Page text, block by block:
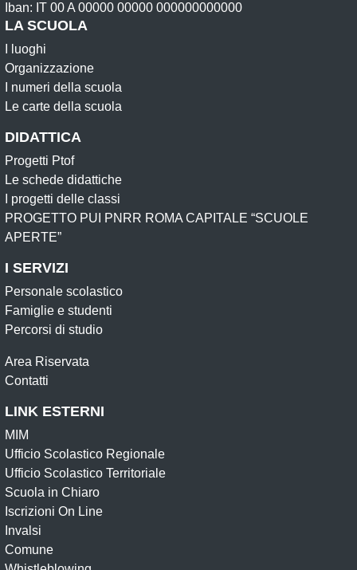
Iban: IT 00 A 00000 00000 000000000000
LA SCUOLA
I luoghi
Organizzazione
I numeri della scuola
Le carte della scuola
DIDATTICA
Progetti Ptof
Le schede didattiche
I progetti delle classi
PROGETTO PUI PNRR ROMA CAPITALE “SCUOLE
APERTE”
I SERVIZI
Personale scolastico
Famiglie e studenti
Percorsi di studio
Area Riservata
Contatti
LINK ESTERNI
MIM
Ufficio Scolastico Regionale
Ufficio Scolastico Territoriale
Scuola in Chiaro
Iscrizioni On Line
Invalsi
Comune